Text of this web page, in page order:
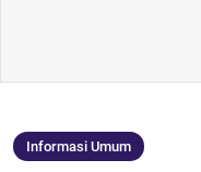
Informasi Umum